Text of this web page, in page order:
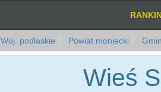
Woj. podlaskie Powiat moniecki
Wieś